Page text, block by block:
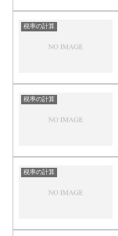
税率の計算
税率の計算
税率の計算